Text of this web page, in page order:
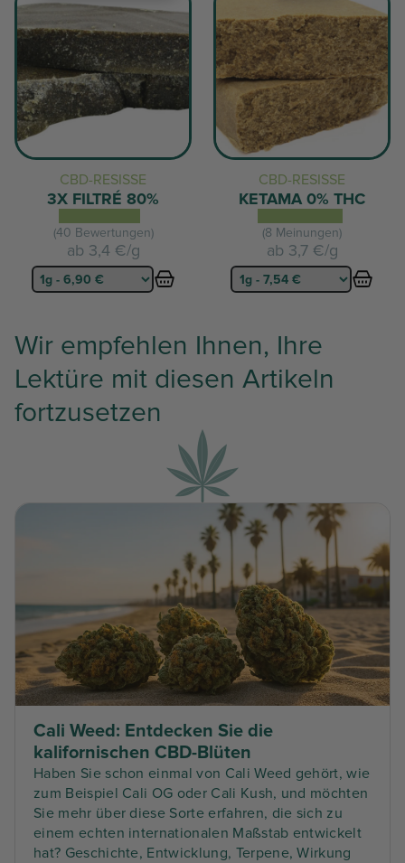
CBD-RESISSE
3X FILTRÉ 80%
(40 Bewertungen)
ab 3,4 €/g
CBD-RESISSE
KETAMA 0% THC
(8 Meinungen)
ab 3,7 €/g
Wir empfehlen Ihnen, Ihre
Lektüre mit diesen Artikeln
fortzusetzen
Cali Weed: Entdecken Sie die
kalifornischen CBD-Blüten
Haben Sie schon einmal von Cali Weed gehört, wie
zum Beispiel Cali OG oder Cali Kush, und möchten
Sie mehr über diese Sorte erfahren, die sich zu
einem echten internationalen Maßstab entwickelt
hat? Geschichte, Entwicklung, Terpene, Wirkung